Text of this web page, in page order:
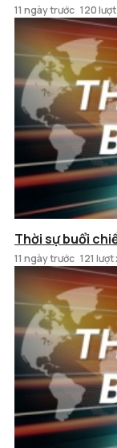
11 ngày trước 120
Thời sự buổi
11 ngày trước 121 lượt